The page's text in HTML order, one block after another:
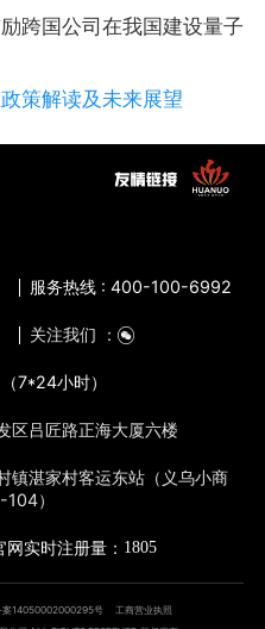
跨国公司在我国建设量子
策解读及未来展望
服务热线 : 400-100-6992
关注我们 ：
7*24小时）
区吕匠路正海大厦六楼
镇湛家村客运东站（义乌小商
）
网实时注册量： 1805
案14050002000295号
工商营业执照